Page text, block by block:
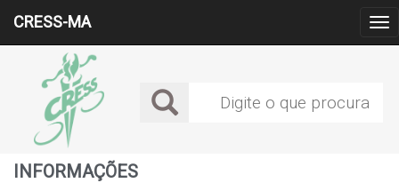
CRESS-MA
INFORMAÇÕES